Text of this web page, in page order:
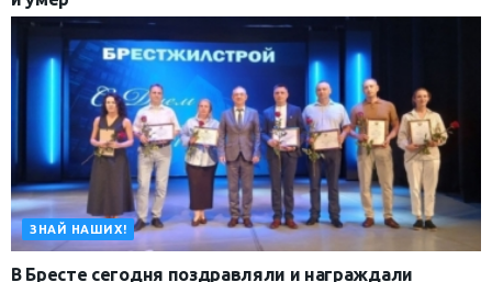
ЗНАЙ НАШИХ!
В Бресте сегодня поздравляли и награждали